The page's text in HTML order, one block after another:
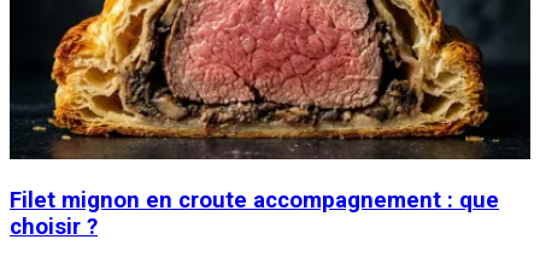
Filet mignon en croute accompagnement : que
choisir ?